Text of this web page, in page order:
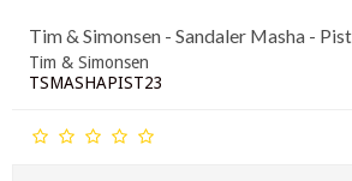
Tim & Simonsen - Sandaler Masha -
Tim & Simonsen
TSMASHAPIST23